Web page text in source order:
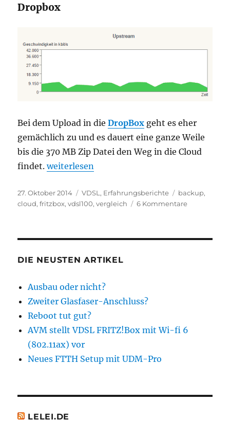
Dropbox
Bei dem Upload in dieDropBox geht es eher
gemächlich zu und es dauert eine ganze Weile
bis die 370 MB Zip Datei den Weg in die Cloud
findet.„DropBox, OneDrive, iCloud, Google Drive
weiterlesen
Veröffentlicht
am
27. Oktober 2014 Kategorien
VDSL , Erfahrungsberichte Schlagwörter
backup,
cloud,fritzbox,vdsl100,vergleich 6 Kommentarezu
DIE NEUSTEN ARTIKEL
Ausbau oder nicht?
Zweiter Glasfaser-Anschluss?
Reboot tut gut?
AVM stellt VDSL FRITZ!Box mit Wi-fi 6
(802.11ax) vor
Neues FTTH Setup mit UDM-Pro
LELEI.DE